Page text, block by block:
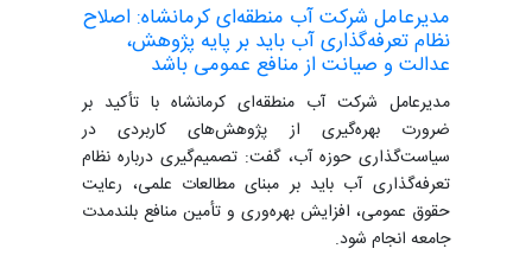
مدیرعامل شرکت آب منطقه‌ای کرمانشاه: اصلاح
نظام تعرفه‌گذاری آب باید بر پایه پژوهش،
عدالت و صیانت از منافع عمومی باشد
مدیرعامل شرکت آب منطقه‌ای کرمانشاه با تأکید بر
ضرورت بهره‌گیری از پژوهش‌های کاربردی در
سیاست‌گذاری حوزه آب، گفت: تصمیم‌گیری درباره نظام
تعرفه‌گذاری آب باید بر مبنای مطالعات علمی، رعایت
حقوق عمومی، افزایش بهره‌وری و تأمین منافع بلندمدت
جامعه انجام شود.